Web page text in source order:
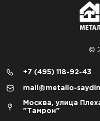
©
+7 (495) 118-92-43
mail@metallo-
Москва, улица
"Тамрон"